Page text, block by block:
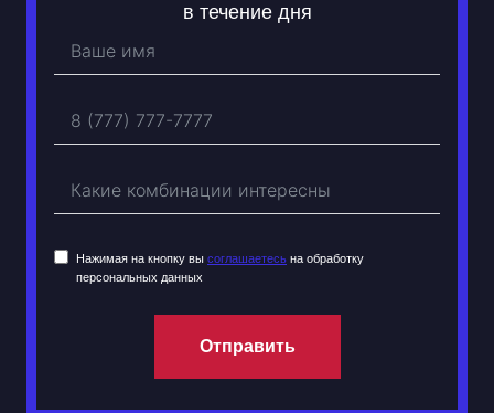
в течение дня
Нажимая на кнопку вы соглашаетесь на обработку
персональных данных
Отправить